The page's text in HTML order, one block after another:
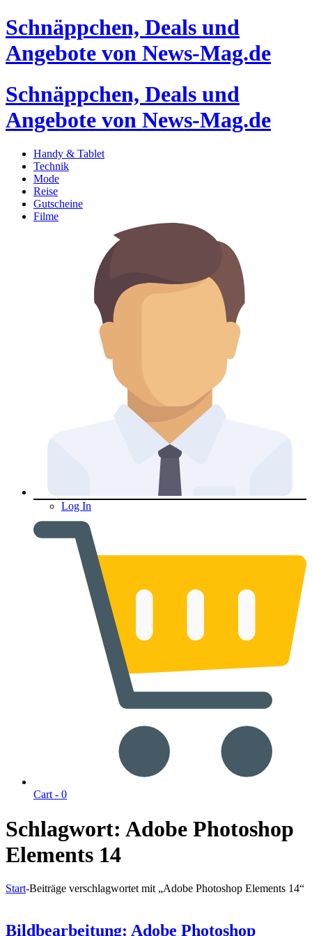
Schnäppchen, Deals und
Angebote von News-Mag.de
Schnäppchen, Deals und
Angebote von News-Mag.de
Handy & Tablet
Technik
Mode
Reise
Gutscheine
Filme
Log In
Cart - 0
Schlagwort: Adobe Photoshop
Elements 14
Start-Beiträge verschlagwortet mit „Adobe Photoshop Elements 14“
Bildbearbeitung: Adobe Photoshop